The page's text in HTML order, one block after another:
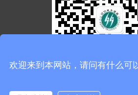
欢迎来到本网站，请问有什么可